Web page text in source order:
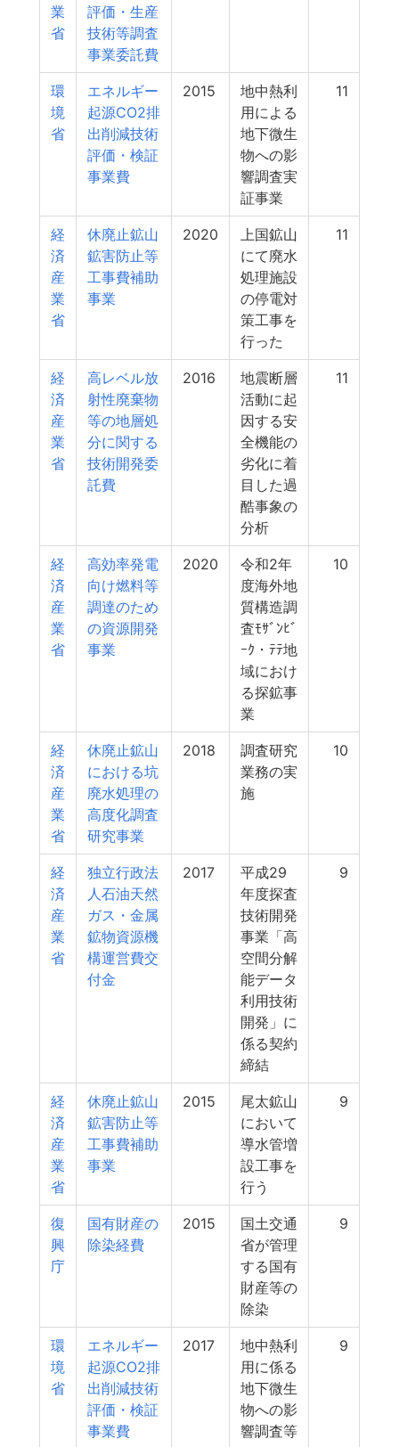
業
省
評価・生産
技術等調査
事業委託費
環
境
省
エネルギー
起源CO2排
出削減技術
評価・検証
事業費
2015
地中熱利
用による
地下微生
物への影
響調査実
証事業
11
経
済
産
業
省
休廃止鉱山
鉱害防止等
工事費補助
事業
2020
上国鉱山
にて廃水
処理施設
の停電対
策工事を
行った
11
経
済
産
業
省
高レベル放
射性廃棄物
等の地層処
分に関する
技術開発委
託費
2016
地震断層
活動に起
因する安
全機能の
劣化に着
目した過
酷事象の
分析
11
経
済
産
業
省
高効率発電
向け燃料等
調達のため
の資源開発
事業
2020
令和2年
度海外地
質構造調
査ﾓｻﾞﾝﾋﾞ
ｰｸ・ﾃﾃ地
域におけ
る探鉱事
業
10
経
済
産
業
省
休廃止鉱山
における坑
廃水処理の
高度化調査
研究事業
2018
調査研究
業務の実
施
10
経
済
産
業
省
独立行政法
人石油天然
ガス・金属
鉱物資源機
構運営費交
付金
2017
平成29
年度探査
技術開発
事業「高
空間分解
能データ
利用技術
開発」に
係る契約
締結
9
経
済
産
業
省
休廃止鉱山
鉱害防止等
工事費補助
事業
2015
尾太鉱山
において
導水管増
設工事を
行う
9
復
興
庁
国有財産の
除染経費
2015
国土交通
省が管理
する国有
財産等の
除染
9
環
境
省
エネルギー
起源CO2排
出削減技術
評価・検証
事業費
2017
地中熱利
用に係る
地下微生
物への影
響調査等
9